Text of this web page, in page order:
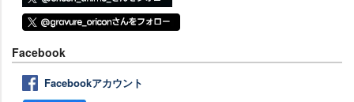
Facebook
Facebookアカウント